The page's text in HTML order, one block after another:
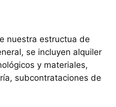
nuestra estructua de
se incluyen alquiler
y materiales,
subcontrataciones de